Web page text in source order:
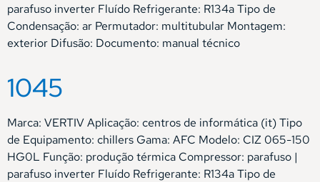
parafuso inverter Fluído Refrigerante: R134a Tipo de
Condensação: ar Permutador: multitubular Montagem:
exterior Difusão: Documento: manual técnico
1045
Marca: VERTIV Aplicação: centros de informática (it) Tipo
de Equipamento: chillers Gama: AFC Modelo: CIZ 065-150
HG0L Função: produção térmica Compressor: parafuso |
parafuso inverter Fluído Refrigerante: R134a Tipo de